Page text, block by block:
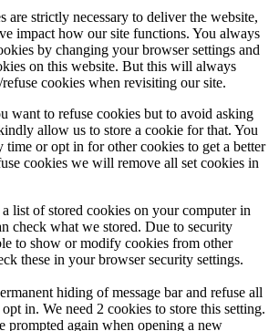
are strictly necessary to deliver the website,
impact how our site functions. You always
by changing your browser settings and
on this website. But this will always
cookies when revisiting our site.
want to refuse cookies but to avoid asking
allow us to store a cookie for that. You
time or opt in for other cookies to get a better
cookies we will remove all set cookies in
list of stored cookies on your computer in
check what we stored. Due to security
to show or modify cookies from other
these in your browser security settings.
hiding of message bar and refuse all
in. We need 2 cookies to store this setting.
prompted again when opening a new